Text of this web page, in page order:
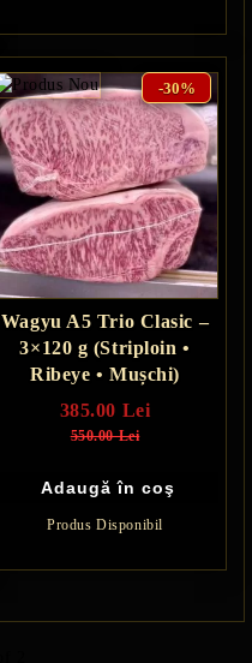
Wagyu A5 Trio Clasic –
3×120 g (Striploin •
Ribeye • Mușchi)
-30%
385.00 Lei
550.00 Lei
Produs Disponibil